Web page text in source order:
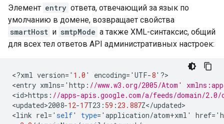
Элемент entry ответа, отвечающий за язык по
умолчанию в домене, возвращает свойства
smartHost и smtpMode а также XML-синтаксис, общий
для всех тел ответов API административных настроек:
<?xml version= ' 1.0 ' encoding= ' UTF-8' ?>
<entry xmlns= ' http : //www.w3.org/2005/Atom'
<id>https : //apps-apis.google.com/a/feeds/domain/2.0/
<updated>2008-12-17T23 : 59 : 23.887Z</updated>
<link rel= ' self' type= ' application/atom+xml ' href= '